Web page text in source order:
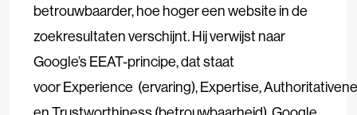
betrouwbaarder, hoe hoger een website in de
zoekresultaten verschijnt. Hij verwijst naar
Google’s EEAT-principe, dat staat
voor Experience (ervaring), Expertise,